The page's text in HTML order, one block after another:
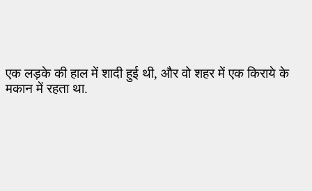
एक लड़के की हाल में शादी हुई थी, और वो शहर में एक किराये के
मकान में रहता था.